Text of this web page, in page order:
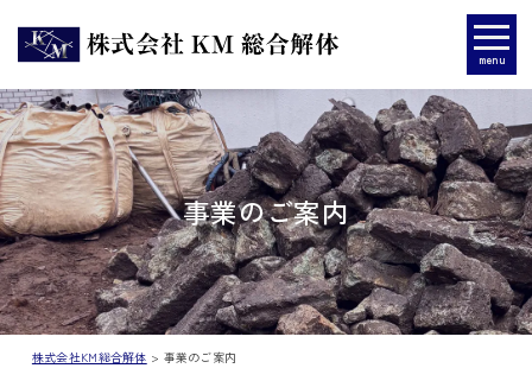
menu
事業のご案内
株式会社KM総合解体 > 事業のご案内